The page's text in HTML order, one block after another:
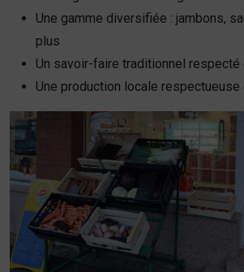
Une gamme diversifiée : jambons,
plus
Un savoir-faire traditionnel respecté
Une production locale respectueuse